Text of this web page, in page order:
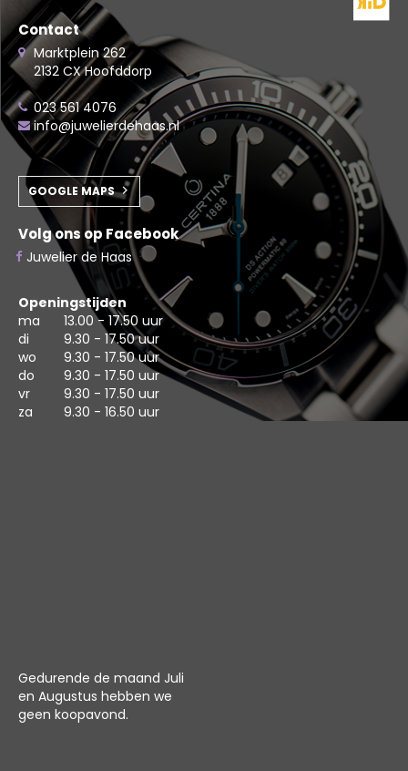
Contact
Marktplein 262
2132 CX Hoofddorp
023 561 4076
info@juwelierdehaas.nl
GOOGLE MAPS
Volg ons op Facebook
Juwelier de Haas
Openingstijden
ma
13.00 - 17.50 uur
di
9.30 - 17.50 uur
wo
9.30 - 17.50 uur
do
9.30 - 17.50 uur
vr
9.30 - 17.50 uur
za
9.30 - 16.50 uur
Gedurende de maand Juli
en Augustus hebben we
geen koopavond.